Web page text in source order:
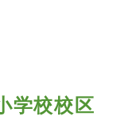
学校校区